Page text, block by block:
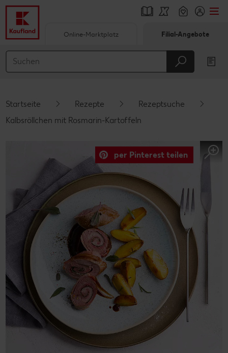
Hauptinhalt
Schwebender Seitenbereich
Online-Marktplatz Filial-Angebote
Startseite Rezepte
Rezeptsuche
Kalbsröllchen mit Rosmarin-Kartoffeln
per Pinterest teilen